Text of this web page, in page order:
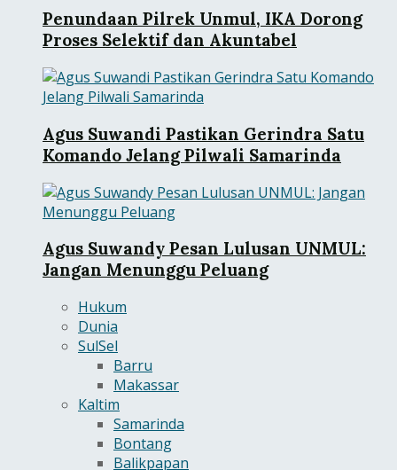
Penundaan Pilrek Unmul, IKA Dorong
Proses Selektif dan Akuntabel
Agus Suwandi Pastikan Gerindra Satu
Komando Jelang Pilwali Samarinda
Agus Suwandy Pesan Lulusan UNMUL:
Jangan Menunggu Peluang
Hukum
Dunia
SulSel
Barru
Makassar
Kaltim
Samarinda
Bontang
Balikpapan